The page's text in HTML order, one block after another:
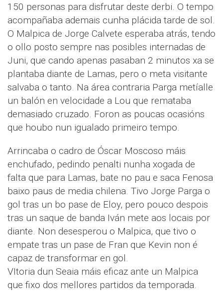
150 personas para disfrutar deste derbi. O tempo
acompañaba ademais cunha plácida tarde de sol.
O Malpica de Jorge Calvete esperaba atrás, tendo
o ollo posto sempre nas posibles internadas de
Juni, que cando apenas pasaban 2 minutos xa se
plantaba diante de Lamas, pero o meta visitante
salvaba o tanto. Na área contraria Parga metíalle
un balón en velocidade a Lou que remataba
demasiado cruzado. Foron as poucas ocasións
que houbo nun igualado primeiro tempo.
Arrincaba o cadro de Óscar Moscoso máis
enchufado, pedindo penalti nunha xogada de
falta que para Lamas, bate no pau e saca Fenosa
baixo paus de media chilena. Tivo Jorge Parga o
gol tras un bo pase de Eloy, pero pouco despois
tras un saque de banda Iván mete aos locais por
diante. Non desesperou o Malpica, que tivo o
empate tras un pase de Fran que Kevin non é
capaz de transformar en gol.
VItoria dun Seaia máis eficaz ante un Malpica
que fixo dos mellores partidos da temporada.